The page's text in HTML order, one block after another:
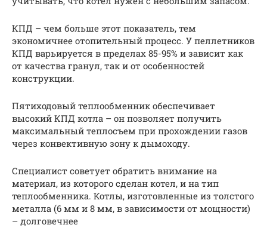
КПД – чем больше этот показатель, тем
экономичнее отопительный процесс. У пеллетников
КПД варьируется в пределах 85-95% и зависит как
от качества гранул, так и от особенностей
конструкции.
Пятиходовый теплообменник обеспечивает
высокий КПД котла – он позволяет получить
максимальный теплосъем при прохождении газов
через конвективную зону к дымоходу.
Специалист советует обратить внимание на
материал, из которого сделан котел, и на тип
теплообменника. Котлы, изготовленные из толстого
металла (6 мм и 8 мм, в зависимости от мощности)
– долговечнее